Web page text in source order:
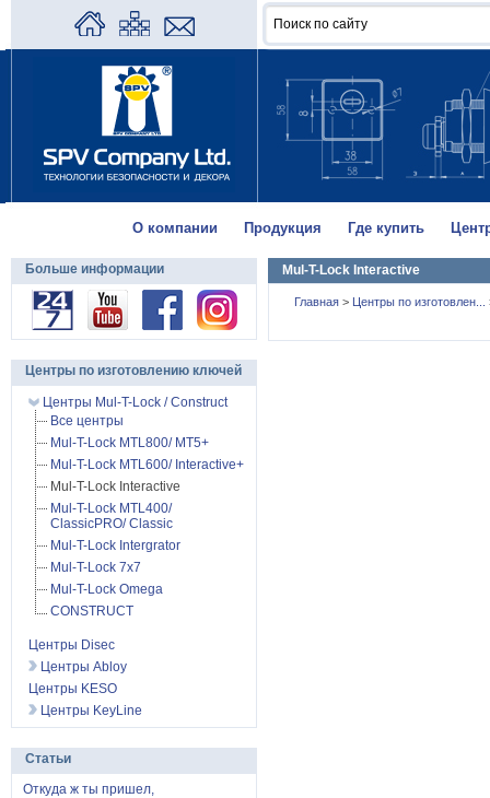
О компании Продукция Где купить
Mul-T-Lock Interactive
Главная > Центры по изготовлен...
Больше информации
Центры по изготовлению ключей
Центры Mul-T-Lock / Construct
Все центры
Mul-T-Lock MTL800/ MT5+
Mul-T-Lock MTL600/ Interactive+
Mul-T-Lock Interactive
Mul-T-Lock MTL400/
ClassicPRO/ Classic
Mul-T-Lock Intergrator
Mul-T-Lock 7x7
Mul-T-Lock Omega
CONSTRUCT
Центры Disec
Центры Abloy
Центры KESO
Центры KeyLine
Статьи
Откуда ж ты пришел,